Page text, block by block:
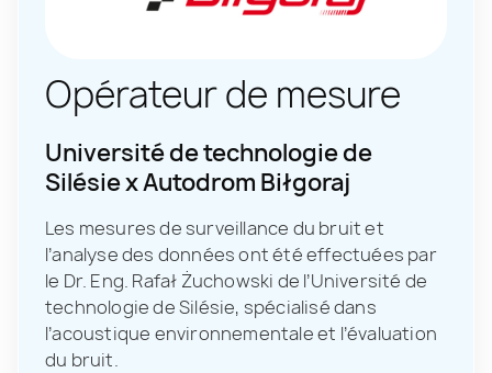
Opérateur de mesure
Université de technologie de
Silésie x Autodrom Biłgoraj
Les mesures de surveillance du bruit et
l’analyse des données ont été effectuées par
le Dr. Eng. Rafał Żuchowski de l’Université de
technologie de Silésie, spécialisé dans
l’acoustique environnementale et l’évaluation
du bruit.